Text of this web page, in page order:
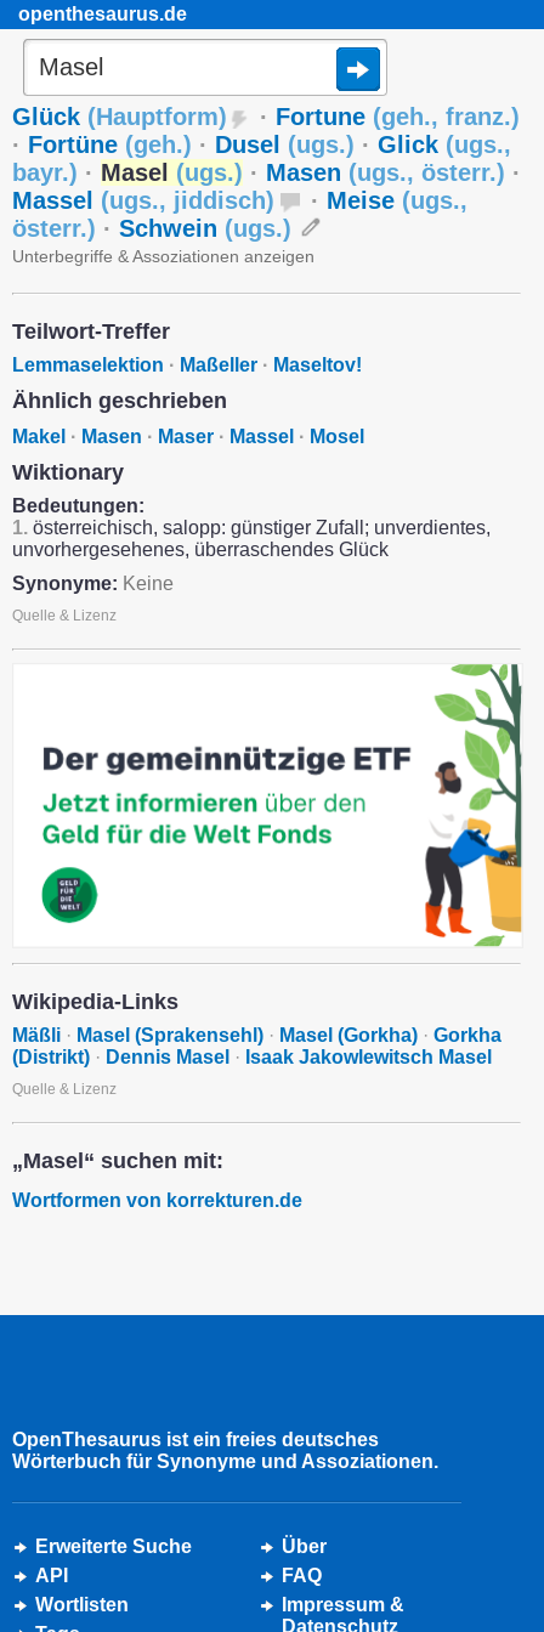
openthesaurus.de
Glück (Hauptform) · Fortune (geh., franz.)
· Fortüne (geh.) · Dusel (ugs.) · Glick (ugs.,
bayr.) · Masel (ugs.) · Masen (ugs., österr.) ·
Massel (ugs., jiddisch) · Meise (ugs.,
österr.) · Schwein (ugs.)
Unterbegriffe & Assoziationen anzeigen
Teilwort-Treffer
Lemmaselektion · Maßeller · Maseltov!
Ähnlich geschrieben
Makel · Masen · Maser · Massel · Mosel
Wiktionary
Bedeutungen:
1. österreichisch, salopp: günstiger Zufall; unverdientes,
unvorhergesehenes, überraschendes Glück
Synonyme: Keine
Quelle & Lizenz
Wikipedia-Links
Mäßli · Masel (Sprakensehl) · Masel (Gorkha) · Gorkha
(Distrikt) · Dennis Masel · Isaak Jakowlewitsch Masel
Quelle & Lizenz
„Masel“ suchen mit:
Wortformen von korrekturen.de
OpenThesaurus ist ein freies deutsches
Wörterbuch für Synonyme und Assoziationen.
Erweiterte Suche
API
Wortlisten
Über
FAQ
Impressum &
Datenschutz